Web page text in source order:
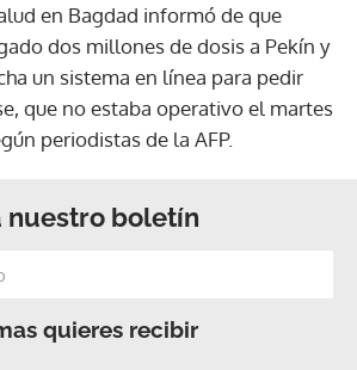
en Bagdad informó de que
dos millones de dosis a Pekín y
un sistema en línea para pedir
que no estaba operativo el martes
periodistas de la AFP.
nuestro boletín
quieres recibir